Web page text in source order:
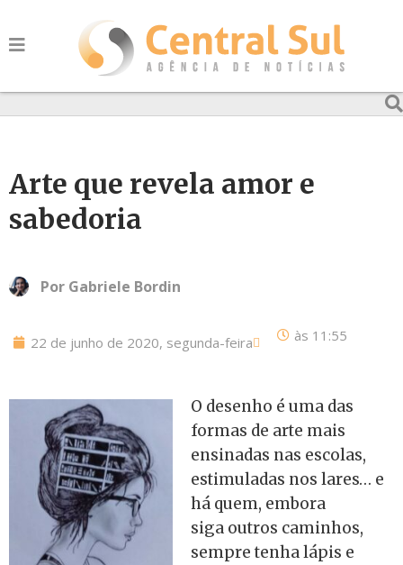
Arte que revela amor e
sabedoria
Por Gabriele Bordin
22 de junho de 2020, segunda-feira às 11:55
O desenho é uma das
formas de arte mais
ensinadas nas escolas,
estimuladas nos lares… e
há quem, embora
siga outros caminhos,
sempre tenha lápis e